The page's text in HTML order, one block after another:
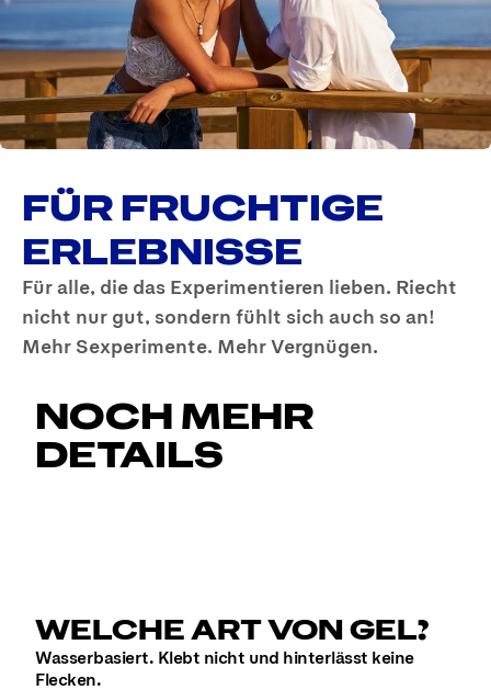
FÜR FRUCHTIGE
ERLEBNISSE
Für alle, die das Experimentieren lieben. Riecht
nicht nur gut, sondern fühlt sich auch so an!
Mehr Sexperimente. Mehr Vergnügen.
NOCH MEHR
DETAILS
WELCHE ART VON GEL?
Wasserbasiert. Klebt nicht und hinterlässt keine
Flecken.